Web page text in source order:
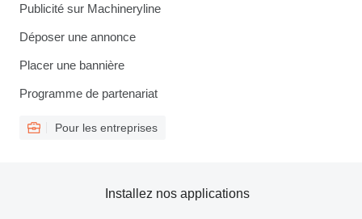
Publicité sur Machineryline
Déposer une annonce
Placer une bannière
Programme de partenariat
Pour les entreprises
Installez nos applications